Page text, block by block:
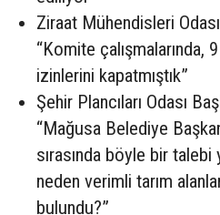
Ziraat Mühendisleri
“Komite çalışmalarında,
izinlerini kapatmıştık”
Şehir Plancıları Odası
“Mağusa Belediye
sırasında böyle bir
neden verimli tarım
bulundu?”